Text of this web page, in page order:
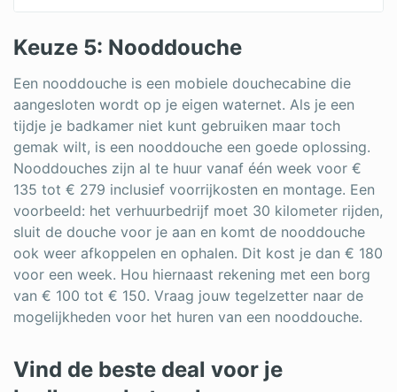
Keuze 5: Nooddouche
Een nooddouche is een mobiele douchecabine die
aangesloten wordt op je eigen waternet. Als je een
tijdje je badkamer niet kunt gebruiken maar toch
gemak wilt, is een nooddouche een goede oplossing.
Nooddouches zijn al te huur vanaf één week voor €
135 tot € 279 inclusief voorrijkosten en montage. Een
voorbeeld: het verhuurbedrijf moet 30 kilometer rijden,
sluit de douche voor je aan en komt de nooddouche
ook weer afkoppelen en ophalen. Dit kost je dan € 180
voor een week. Hou hiernaast rekening met een borg
van € 100 tot € 150. Vraag jouw tegelzetter naar de
mogelijkheden voor het huren van een nooddouche.
Vind de beste deal voor je